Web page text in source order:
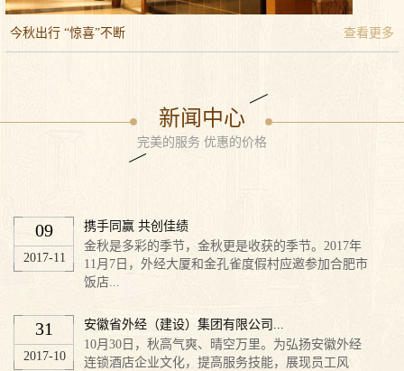
今秋出行 “惊喜”不断 查看更多
新闻中心
完美的服务 优惠的价格
09
2017-11
携手同赢 共创佳绩
金秋是多彩的季节，金秋更是收获的季节。2017年
11月7日，外经大厦和金孔雀度假村应邀参加合肥市
饭店...
31
2017-10
安徽省外经（建设）集团有限公司...
10月30日，秋高气爽、晴空万里。为弘扬安徽外经
连锁酒店企业文化，提高服务技能，展现员工风